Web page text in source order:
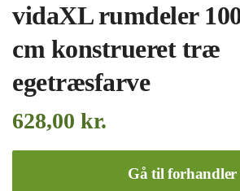
vidaXL rumdeler
cm konstrueret træ
egetræsfarve
628,00 kr.
Gå til forhandler